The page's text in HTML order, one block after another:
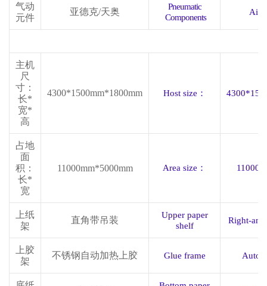
气动
元件
亚德克/天奥
Pneumatic
Components
主机
尺
寸：
长*
宽*
高
4300*1500mm*1800mm Host size ：
占地
面
积：
长*
宽
11000mm*5000mm Area size ：
上纸
架
直角带吊装
Upper paper
shelf
Right-
上胶
架
不锈钢自动加热上胶 Glue frame